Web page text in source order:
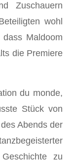
Zuschauern
wohl
Maldoom
die Premiere
du monde,
Stück von
Abends der
zu